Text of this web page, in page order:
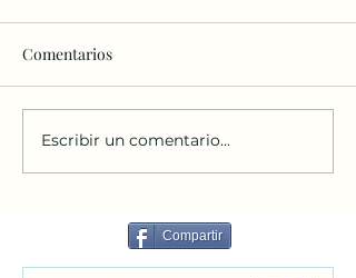
Homilia del Papa en Asis
6-8-2026
Comentarios
Escribir un comentario...
Compartir